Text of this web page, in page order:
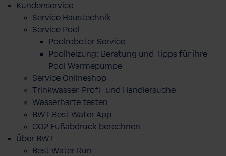
Kundenservice
Service Haustechnik
Service Pool
Poolroboter Service
Poolheizung: Beratung und Tipps für ihre
Pool Wärmepumpe
Service Onlineshop
Trinkwasser-Profi- und Händlersuche
Wasserhärte testen
BWT Best Water App
CO2 Fußabdruck berechnen
Über BWT
Best Water Run